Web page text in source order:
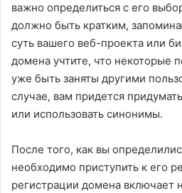
важно определиться с его
должно быть кратким,
суть вашего веб-проекта или
домена учтите, что некоторые
уже быть заняты другими
случае, вам придется
или использовать синонимы.
После того, как вы
необходимо приступить к его
регистрации домена включает